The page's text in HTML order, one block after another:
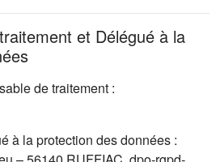
et Délégué à la
de traitement :
à la protection des données :